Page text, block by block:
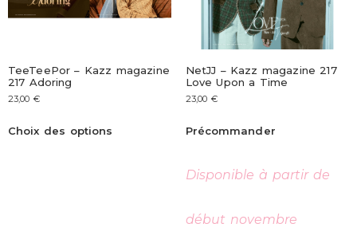
TeeTeePor – Kazz magazine
217 Adoring
23,00 €
Choix des options
NetJJ – Kazz magazine 217
Love Upon a Time
23,00 €
Précommander
Disponible à partir de
début novembre